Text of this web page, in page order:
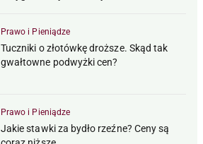
Prawo i Pieniądze
Tuczniki o złotówkę droższe. Skąd tak
gwałtowne podwyżki cen?
Prawo i Pieniądze
Jakie stawki za bydło rzeźne? Ceny są